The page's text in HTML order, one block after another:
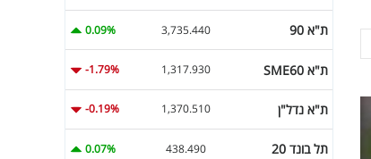
ת"א 90 3,735.440
0.09%
ת"א SME60 1,317.930
-1.79%
ת"א נדל"ן 1,370.510
-0.19%
תל בונד 20 438.490
0.07%